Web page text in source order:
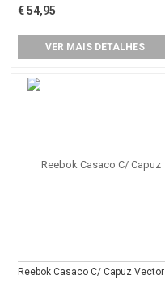
€ 54,95
VER MAIS DETALHES
Reebok Casaco C/ Capuz Vector